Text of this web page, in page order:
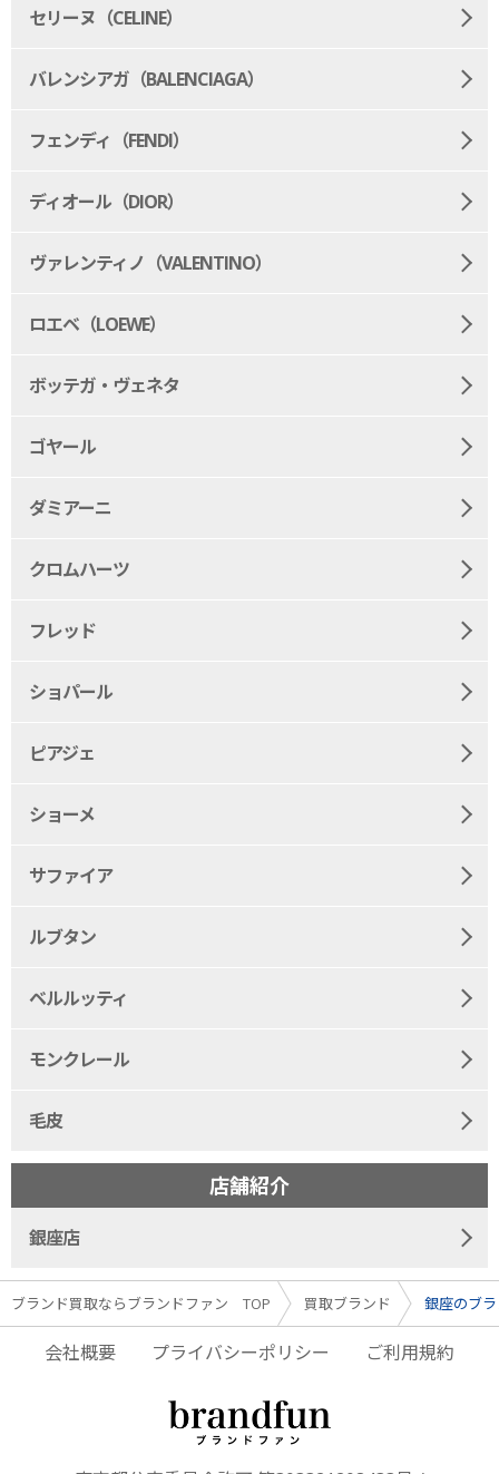
ブランド買取ならブランドファン TOP 買取ブランド 銀座のブ
セリーヌ（CELINE）
バレンシアガ（BALENCIAGA）
フェンディ（FENDI）
ディオール（DIOR）
ヴァレンティノ（VALENTINO）
ロエベ（LOEWE）
ボッテガ・ヴェネタ
ゴヤール
ダミアーニ
クロムハーツ
フレッド
ショパール
ピアジェ
ショーメ
サファイア
ルブタン
ベルルッティ
モンクレール
毛皮
店舗紹介
銀座店
会社概要 プライバシーポリシー ご利用規約